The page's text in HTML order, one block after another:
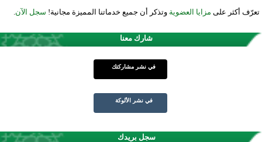
تعرّف أكثر على مزايا العضوية وتذكر أن جميع خدماتنا المميزة مجانية! سجل الآن.
شارك معنا
في نشر مشاركتك
في نشر الألوكة
سجل بريدك